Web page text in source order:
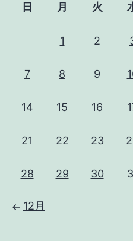
日 月 火
1 2
7 8 9
14 15 16
21 22 23
28 29 30
12月